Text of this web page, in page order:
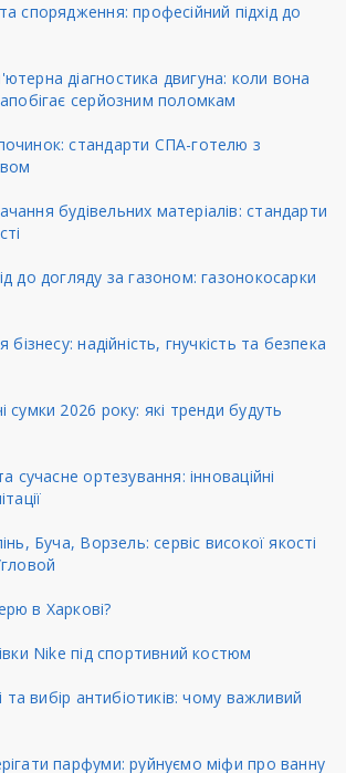
спорядження: професійний підхід до
діагностика двигуна: коли вона
серйозним поломкам
стандарти СПА-готелю з
будівельних матеріалів: стандарти
до догляду за газоном: газонокосарки
бізнесу: надійність, гнучкість та безпека
сумки 2026 року: які тренди будуть
сучасне ортезування: інноваційні
Буча, Ворзель: сервіс високої якості
в Харкові?
Nike під спортивний костюм
вибір антибіотиків: чому важливий
парфуми: руйнуємо міфи про ванну